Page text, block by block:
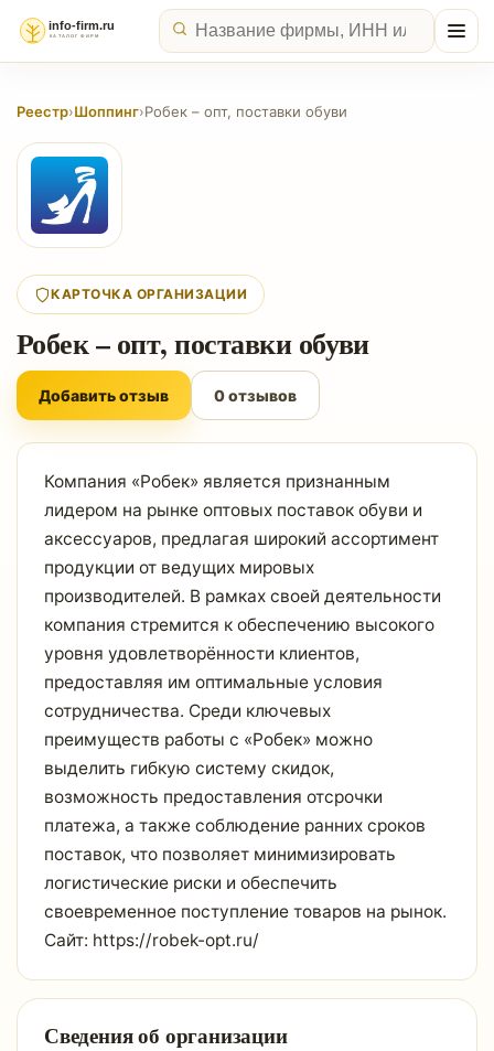
Реестр›Шоппинг›Робек – опт, поставки обуви
КАРТОЧКА ОРГАНИЗАЦИИ
Робек – опт, поставки обуви
Добавить отзыв 0 отзывов
Компания «Робек» является признанным
лидером на рынке оптовых поставок обуви и
аксессуаров, предлагая широкий ассортимент
продукции от ведущих мировых
производителей. В рамках своей деятельности
компания стремится к обеспечению высокого
уровня удовлетворённости клиентов,
предоставляя им оптимальные условия
сотрудничества. Среди ключевых
преимуществ работы с «Робек» можно
выделить гибкую систему скидок,
возможность предоставления отсрочки
платежа, а также соблюдение ранних сроков
поставок, что позволяет минимизировать
логистические риски и обеспечить
своевременное поступление товаров на рынок.
Сайт: https://robek-opt.ru/
Сведения об организации